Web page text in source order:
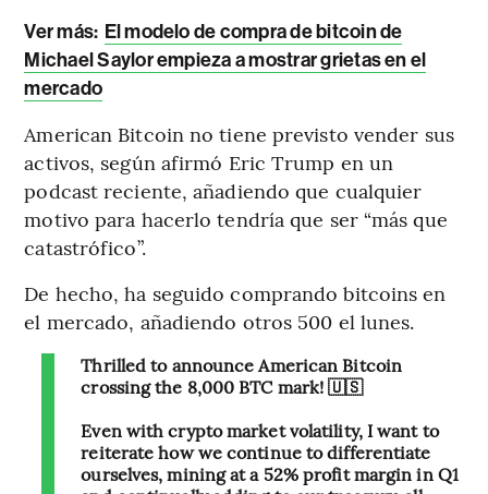
Ver más: El modelo de compra de bitcoin de
Michael Saylor empieza a mostrar grietas en el
mercado
American Bitcoin no tiene previsto vender sus
activos, según afirmó Eric Trump en un
podcast reciente, añadiendo que cualquier
motivo para hacerlo tendría que ser “más que
catastrófico”.
De hecho, ha seguido comprando bitcoins en
el mercado, añadiendo otros 500 el lunes.
Thrilled to announce American Bitcoin
crossing the 8,000 BTC mark! 🇺🇸
Even with crypto market volatility, I want to
reiterate how we continue to differentiate
ourselves, mining at a 52% profit margin in Q1